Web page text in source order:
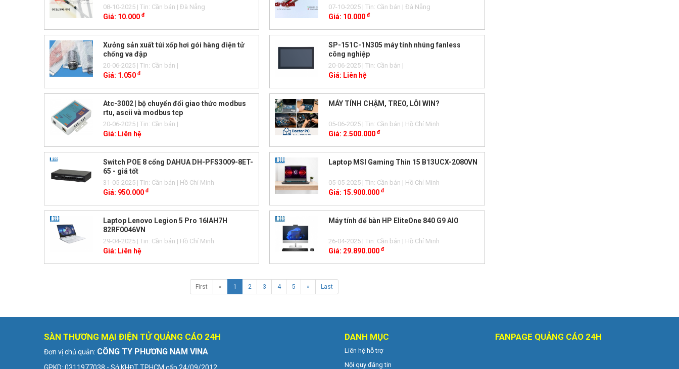
08-10-2025 | Tin: Cần bán | Đà Nẵng
Giá: 10.000đ
07-10-2025 | Tin: Cần bán | Đà Nẵng
Giá: 10.000đ
Xưởng sản xuất túi xốp hơi gói hàng điện tử
chống va đập
20-06-2025 | Tin: Cần bán |
Giá: 1.050đ
SP-151C-1N305 máy tính nhúng fanless
công nghiệp
20-06-2025 | Tin: Cần bán |
Giá: Liên hệ
Atc-3002 | bộ chuyển đổi giao thức modbus
rtu, ascii và modbus tcp
20-06-2025 | Tin: Cần bán |
Giá: Liên hệ
MÁY TÍNH CHẬM, TREO, LỖI WIN?
05-06-2025 | Tin: Cần bán | Hồ Chí Minh
Giá: 2.500.000đ
Switch POE 8 cổng DAHUA DH-PFS3009-8ET-
65 - giá tốt
31-05-2025 | Tin: Cần bán | Hồ Chí Minh
Giá: 950.000đ
Laptop MSI Gaming Thin 15 B13UCX-2080VN
05-05-2025 | Tin: Cần bán | Hồ Chí Minh
Giá: 15.900.000đ
Laptop Lenovo Legion 5 Pro 16IAH7H
82RF0046VN
29-04-2025 | Tin: Cần bán | Hồ Chí Minh
Giá: Liên hệ
Máy tính để bàn HP EliteOne 840 G9 AIO
26-04-2025 | Tin: Cần bán | Hồ Chí Minh
Giá: 29.890.000đ
First « 1 2 3 4 5 » Last
SÀN THƯƠNG MẠI ĐIỆN TỬ QUẢNG CÁO 24H
Đơn vị chủ quản: CÔNG TY PHƯƠNG NAM VINA
DANH MỤC
Liên hệ hỗ trợ
Nội quy đăng tin
FANPAGE QUẢNG CÁO 24H